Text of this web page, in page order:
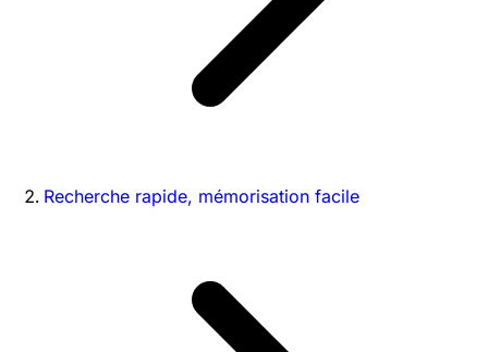
Recherche rapide, mémorisation facile